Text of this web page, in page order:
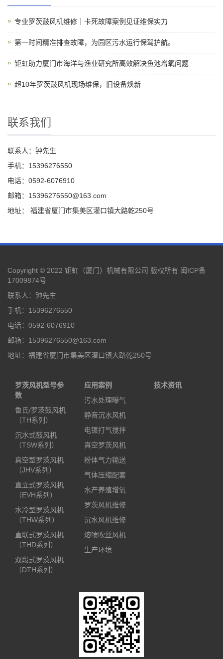
专业罗茨鼓风机维修｜卡死故障案例见证维保实力
第一时间精准排查故障，为园区污水运行保驾护航。
钜虹助力厦门市海洋与渔业研究所高效解决鱼池增氧问题
超10年罗茨鼓风机现场维保，旧设备焕新
联系我们
联系人：钟先生
手机：15396276550
电话：0592-6076910
邮箱：15396276550@163.com
地址： 福建省厦门市集美区灌口镇大路乾250号
Copyright © 2022 钜虹（厦门）机械有限公司 版权所有 闽ICP备
17009874号
联系人：钟先生
手机：15396276550
电话：0592-6076910
邮箱：15396276550@163.com
地址：福建省厦门市集美区灌口镇大路乾250号
罗茨风机型号参
数
鲁氏/罗茨鼓风机
（TH系列）
沉水式鼓风机
（TSW系列）
真空型罗茨风机
（JHV系列）
直立式罗茨风机
（EVH系列）
水冷型罗茨风机
（THW系列）
直联式罗茨风机
（THD系列）
双段式罗茨风机
（DTH系列）
应用案例
污水处理曝气
静音沉水风机
电镀打气搅拌
真空罗茨风机
粉体气力输送
气体压缩配套
水产养殖增氧
罗茨风机维修
沉水风机维修
熔喷吹丝风机
生产环境
技术资讯